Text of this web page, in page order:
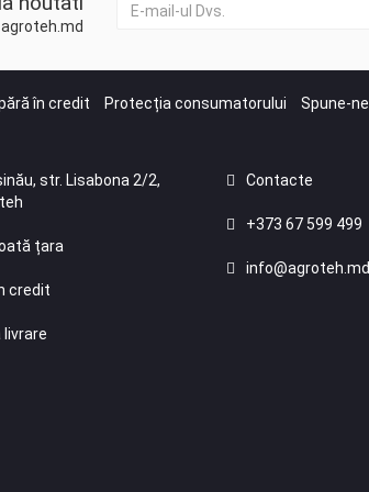
în credit Protecția consumatorului
Spune-ne
str. Lisabona 2/2,
țara
credit
livrare
Contacte
+373 67 599 499
info@agroteh.md